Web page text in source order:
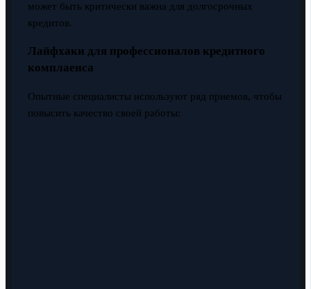
может быть критически важна для долгосрочных
кредитов.
Лайфхаки для профессионалов кредитного
комплаенса
Опытные специалисты используют ряд приемов, чтобы
повысить качество своей работы: